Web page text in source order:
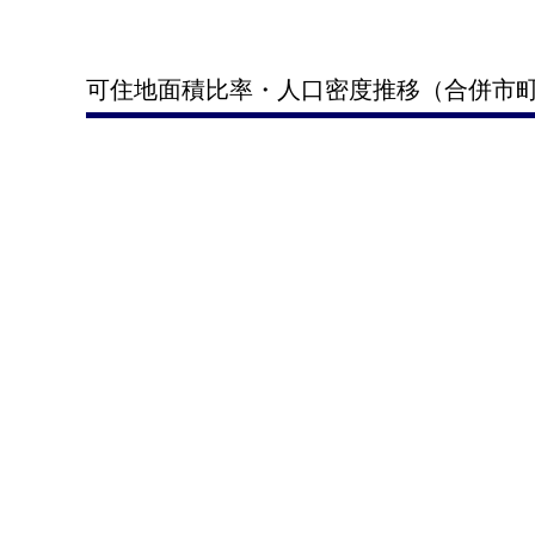
可住地面積比率・人口密度推移（合併市